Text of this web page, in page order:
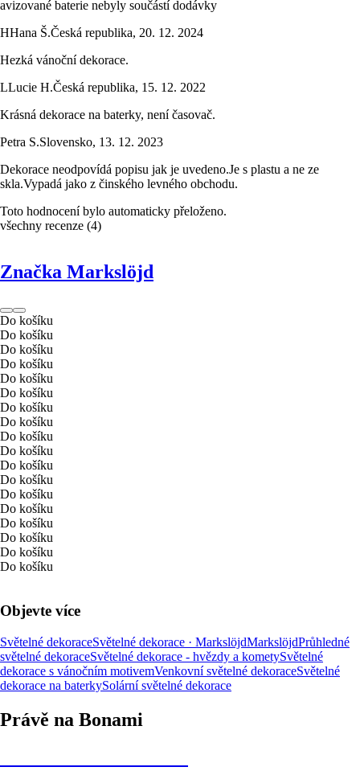
avizované baterie nebyly součástí dodávky
HHana Š.Česká republika, 20. 12. 2024
Hezká vánoční dekorace.
LLucie H.Česká republika, 15. 12. 2022
Krásná dekorace na baterky, není časovač.
Petra S.Slovensko, 13. 12. 2023
Dekorace neodpovídá popisu jak je uvedeno.Je s plastu a ne ze
skla.Vypadá jako z činského levného obchodu.
Toto hodnocení bylo automaticky přeloženo.
všechny recenze (4)
Značka Markslöjd
Do košíku
Do košíku
Do košíku
Do košíku
Do košíku
Do košíku
Do košíku
Do košíku
Do košíku
Do košíku
Do košíku
Do košíku
Do košíku
Do košíku
Do košíku
Do košíku
Do košíku
Do košíku
Objevte více
Světelné dekoraceSvětelné dekorace · MarkslöjdMarkslöjdPrůhledné
světelné dekoraceSvětelné dekorace - hvězdy a kometySvětelné
dekorace s vánočním motivemVenkovní světelné dekoraceSvětelné
dekorace na baterkySolární světelné dekorace
Právě na Bonami